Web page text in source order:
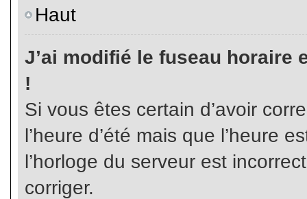
Haut
J’ai modifié le fuseau horaire
!
Si vous êtes certain d’avoir
l’heure d’été mais que l’heure
l’horloge du serveur est
corriger.